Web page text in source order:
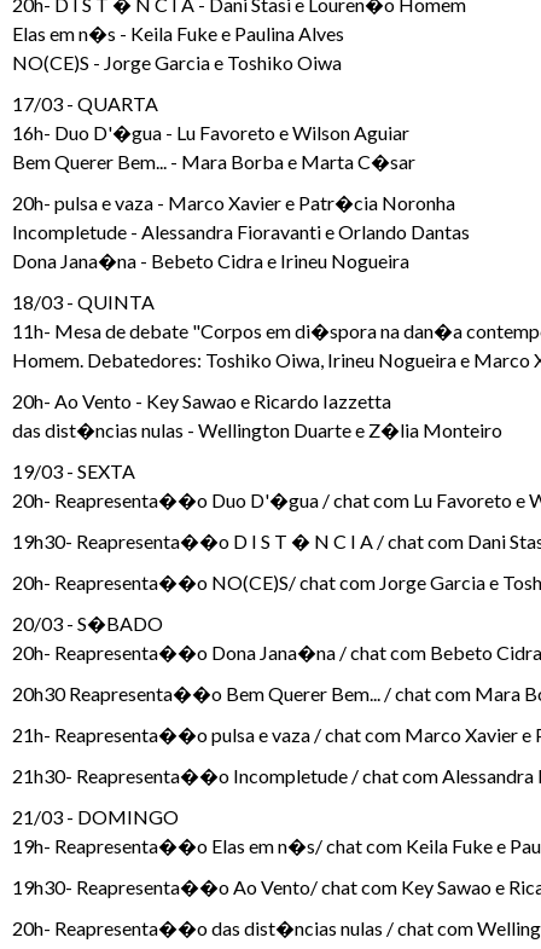
Elas em n�s - Keila Fuke e Paulina Alves
NO(CE)S - Jorge Garcia e Toshiko Oiwa
17/03 - QUARTA
16h- Duo D'�gua - Lu Favoreto e Wilson Aguiar
Bem Querer Bem... - Mara Borba e Marta C�sar
20h- pulsa e vaza - Marco Xavier e Patr�cia Noronha
Incompletude - Alessandra Fioravanti e Orlando Dantas
Dona Jana�na - Bebeto Cidra e Irineu Nogueira
18/03 - QUINTA
11h- Mesa de debate "Corpos em di�spora na dan�a
Homem. Debatedores: Toshiko Oiwa, Irineu Nogueira e Marco
20h- Ao Vento - Key Sawao e Ricardo Iazzetta
das dist�ncias nulas - Wellington Duarte e Z�lia Monteiro
19/03 - SEXTA
20h- Reapresenta��o Duo D'�gua / chat com Lu Favoreto e
19h30- Reapresenta��o D I S T � N C I A / chat com Dani
20h- Reapresenta��o NO(CE)S/ chat com Jorge Garcia e
20/03 - S�BADO
20h- Reapresenta��o Dona Jana�na / chat com Bebeto
20h30 Reapresenta��o Bem Querer Bem... / chat com Mara
21h- Reapresenta��o pulsa e vaza / chat com Marco Xavier
21h30- Reapresenta��o Incompletude / chat com Alessandra
21/03 - DOMINGO
19h- Reapresenta��o Elas em n�s/ chat com Keila Fuke e
19h30- Reapresenta��o Ao Vento/ chat com Key Sawao e
20h- Reapresenta��o das dist�ncias nulas / chat com